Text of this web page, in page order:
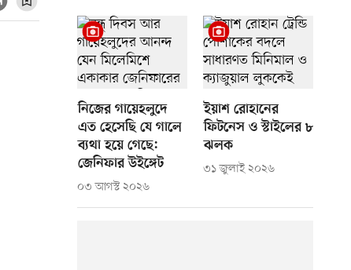
নিজের গায়েহলুদে
এত হেসেছি যে গালে
ব্যথা হয়ে গেছে:
জেনিফার উইঙ্গেট
০৩ আগস্ট ২০২৬
ইয়াশ রোহানের
ফিটনেস ও স্টাইলের ৮
ঝলক
৩১ জুলাই ২০২৬